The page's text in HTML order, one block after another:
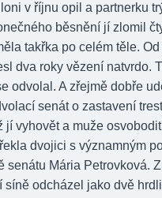
v říjnu opil a partnerku
běsnění jí zlomil
takřka po celém těle.
dva roky vězení natvrdo.
odvolal. A zřejmě dobře
senát o zastavení
jí vyhovět a muže
dvojici s významným
senátu Mária Petrovková.
síně odcházel jako dvě